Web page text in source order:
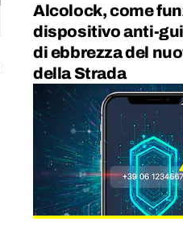
Alcolock, come
dispositivo anti-
di ebbrezza del
della Strada